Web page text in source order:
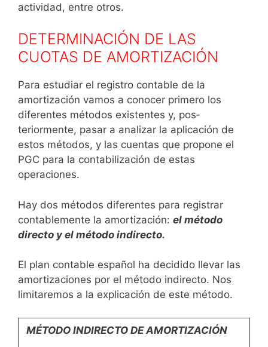
actividad, entre otros.
DETERMINACIÓN DE LAS
CUOTAS DE AMORTIZACIÓN
Para estudiar el registro contable de la
amortización vamos a conocer primero los
diferentes métodos existentes y, pos­
teriormente, pasar a analizar la aplicación de
estos méto­dos, y las cuentas que propone el
PGC para la contabilización de estas
operaciones.
Hay dos métodos diferentes para registrar
contablemente la amortización: el método
directo y el método indirecto.
El plan contable español ha decidido llevar las
amortizaciones por el método indirecto. Nos
limitaremos a la explicación de este método.
MÉTODO INDIRECTO DE AMORTIZACIÓN